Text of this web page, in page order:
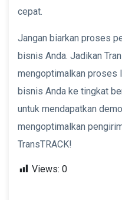
cepat.
Jangan biarkan proses
bisnis Anda. Jadikan
mengoptimalkan proses
bisnis Anda ke tingkat
untuk mendapatkan
mengoptimalkan
TransTRACK!
Views: 0